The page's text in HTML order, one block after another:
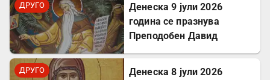
ДРУГО
Денеска 9 јули 2026
година се празнува
Преподобен Давид
ДРУГО
Денеска 8 јули 2026